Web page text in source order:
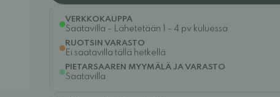
VERKKOKAUPPA
Saatavilla - Lähetetään 1 - 4 pv kuluessa
RUOTSIN VARASTO
Ei saatavilla tällä hetkellä
PIETARSAAREN MYYMÄLÄ JA VARASTO
Saatavilla